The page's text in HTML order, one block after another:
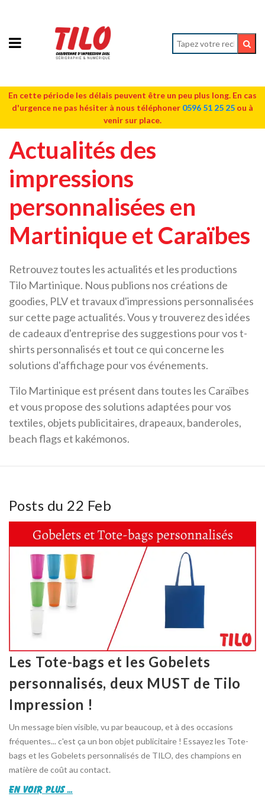
En cette période les délais peuvent être un peu plus long. En cas
d'urgence ne pas hésiter à nous téléphoner 0596 51 25 25 ou à
venir sur place.
Actualités des
impressions
personnalisées en
Martinique et Caraïbes
Retrouvez toutes les actualités et les productions
Tilo Martinique. Nous publions nos créations de
goodies, PLV et travaux d'impressions personnalisées
sur cette page actualités. Vous y trouverez des idées
de cadeaux d'entreprise des suggestions pour vos t-
shirts personnalisés et tout ce qui concerne les
solutions d'affichage pour vos événements.
Tilo Martinique est présent dans toutes les Caraïbes
et vous propose des solutions adaptées pour vos
textiles, objets publicitaires, drapeaux, banderoles,
beach flags et kakémonos.
Posts du 22 Feb
Les Tote-bags et les Gobelets
personnalisés, deux MUST de Tilo
Impression !
Un message bien visible, vu par beaucoup, et à des occasions
fréquentes... c'est ça un bon objet publicitaire ! Essayez les Tote-
bags et les Gobelets personnalisés de TILO, des champions en
matière de coût au contact.
en voir plus ...